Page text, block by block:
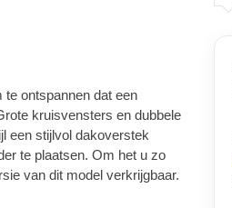
ontspannen dat een
kruisvensters en dubbele
een stijlvol dakoverstek
te plaatsen. Om het u zo
van dit model verkrijgbaar.